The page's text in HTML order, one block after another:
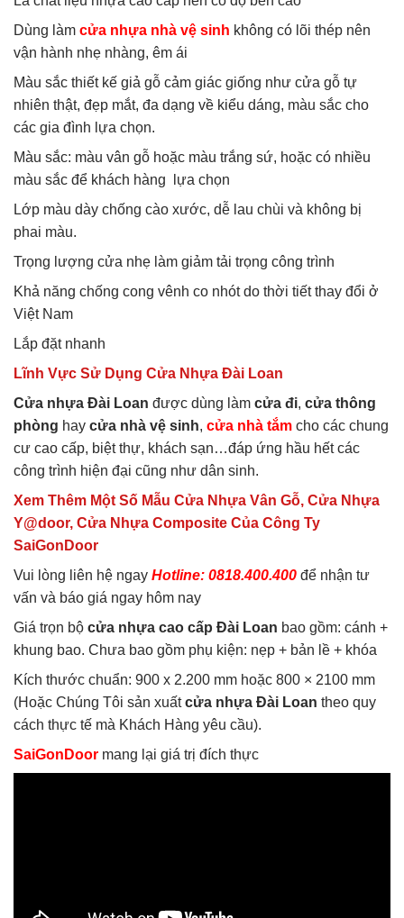
Dùng làm cửa nhựa nhà vệ sinh không có lõi thép nên
vận hành nhẹ nhàng, êm ái
Màu sắc thiết kế giả gỗ cảm giác giống như cửa gỗ tự
nhiên thật, đẹp mắt, đa dạng về kiểu dáng, màu sắc cho
các gia đình lựa chọn.
Màu sắc: màu vân gỗ hoặc màu trắng sứ, hoặc có nhiều
màu sắc để khách hàng lựa chọn
Lớp màu dày chống cào xước, dễ lau chùi và không bị
phai màu.
Trọng lượng cửa nhẹ làm giảm tải trọng công trình
Khả năng chống cong vênh co nhót do thời tiết thay đổi ở
Việt Nam
Lắp đặt nhanh
Lĩnh Vực Sử Dụng Cửa Nhựa Đài Loan
Cửa nhựa Đài Loan được dùng làm cửa đi, cửa thông
phòng hay cửa nhà vệ sinh, cửa nhà tắm cho các chung
cư cao cấp, biệt thự, khách sạn…đáp ứng hầu hết các
công trình hiện đại cũng như dân sinh.
Xem Thêm Một Số Mẫu Cửa Nhựa Vân Gỗ, Cửa Nhựa
Y@door, Cửa Nhựa Composite Của Công Ty
SaiGonDoor
Vui lòng liên hệ ngay Hotline: 0818.400.400 để nhận tư
vấn và báo giá ngay hôm nay
Giá trọn bộ cửa nhựa cao cấp Đài Loan bao gồm: cánh +
khung bao. Chưa bao gồm phụ kiện: nẹp + bản lề + khóa
Kích thước chuẩn: 900 x 2.200 mm hoặc 800 × 2100 mm
(Hoặc Chúng Tôi sản xuấtcửa nhựa Đài Loan theo quy
cách thực tế mà Khách Hàng yêu cầu).
SaiGonDoor mang lại giá trị đích thực